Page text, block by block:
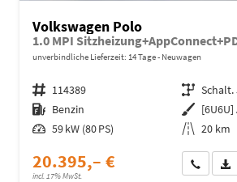
Volkswagen Polo
unverbindliche Lieferzeit: 14 Tage Neuwagen
Fahrzeugnr. 114389 Getriebe Schalt.
Kraftstoff Benzin Außenfarbe
Leistung 59 kW (80 PS) Kilometerstand 20 km
20.395,– €
incl. 17% MwSt.
Wir